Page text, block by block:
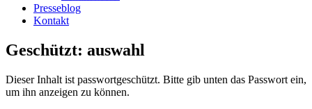
Presseblog
Kontakt
Geschützt: auswahl
Dieser Inhalt ist passwortgeschützt. Bitte gib unten das Passwort ein,
um ihn anzeigen zu können.